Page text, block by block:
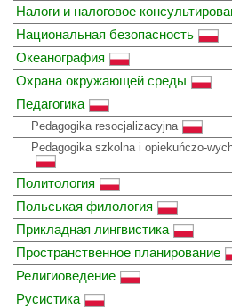
Налоги и налоговое
Национальная безопасность
Океанография
Охрана окружающей среды
Педагогика
Pedagogika resocjalizacyjna
Pedagogika szkolna i opiekuńczo-
Политология
Польськая филология
Прикладная лингвистика
Пространственное планирование
Религиоведение
Русистика